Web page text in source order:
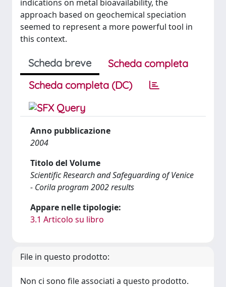
indications on metal bioavailability, the
approach based on geochemical speciation
seemed to represent a more powerful tool in
this context.
Scheda breve
Scheda completa
Scheda completa (DC)
Anno pubblicazione
2004
Titolo del Volume
Scientific Research and Safeguarding of Venice
- Corila program 2002 results
Appare nelle tipologie:
3.1 Articolo su libro
File in questo prodotto:
Non ci sono file associati a questo prodotto.